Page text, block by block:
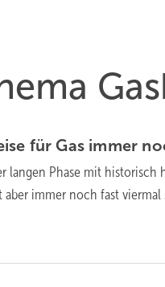
für Gas immer
langen Phase mit historisch
aber immer noch fast